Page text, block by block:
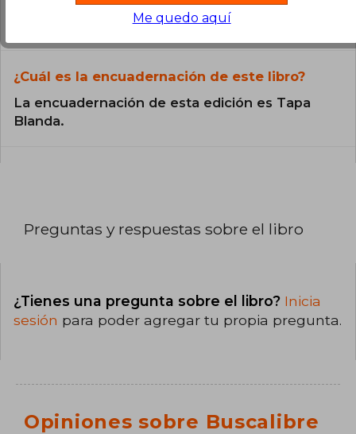
El libro está escrito en Español.
¿Cuál es la encuadernación de este libro?
La encuadernación de esta edición es Tapa
Blanda.
Preguntas y respuestas sobre el libro
¿Tienes una pregunta sobre el libro? Inicia
sesión para poder agregar tu propia pregunta.
Opiniones sobre Buscalibre
Me quedo aquí